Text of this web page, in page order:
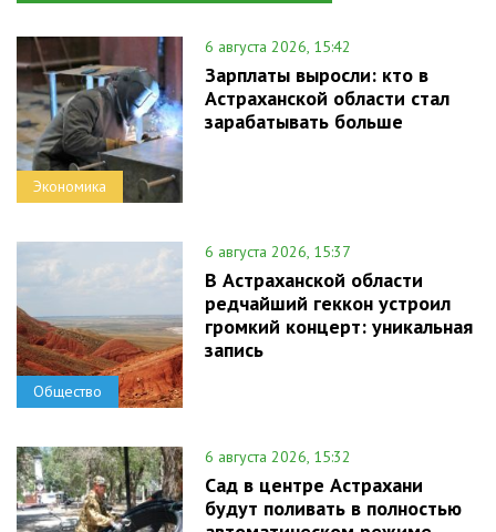
Экономика
6 августа 2026, 15:42
Зарплаты выросли: кто в
Астраханской области стал
зарабатывать больше
Общество
6 августа 2026, 15:37
В Астраханской области
редчайший геккон устроил
громкий концерт: уникальная
запись
6 августа 2026, 15:32
Сад в центре Астрахани
будут поливать в полностью